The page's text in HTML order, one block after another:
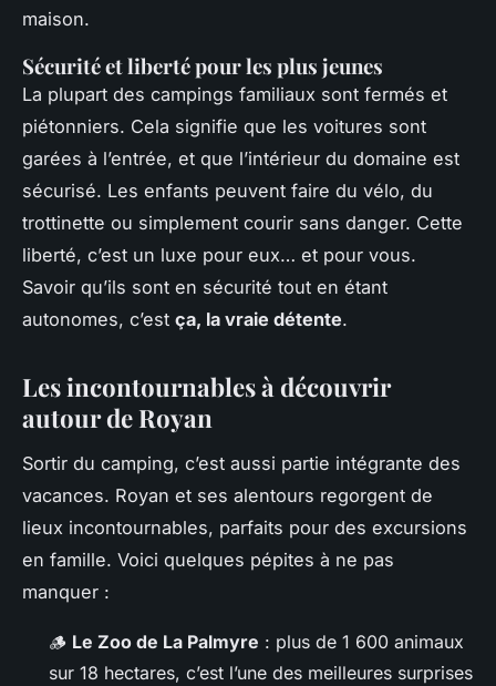
maison.
Sécurité et liberté pour les plus jeunes
La plupart des campings familiaux sont fermés et
piétonniers. Cela signifie que les voitures sont
garées à l’entrée, et que l’intérieur du domaine est
sécurisé. Les enfants peuvent faire du vélo, du
trottinette ou simplement courir sans danger. Cette
liberté, c’est un luxe pour eux… et pour vous.
Savoir qu’ils sont en sécurité tout en étant
autonomes, c’est ça, la vraie détente.
Les incontournables à découvrir
autour de Royan
Sortir du camping, c’est aussi partie intégrante des
vacances. Royan et ses alentours regorgent de
lieux incontournables, parfaits pour des excursions
en famille. Voici quelques pépites à ne pas
manquer :
🪵 Le Zoo de La Palmyre : plus de 1 600 animaux
sur 18 hectares, c’est l’une des meilleures surprises